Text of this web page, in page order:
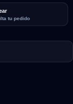
tu pedido